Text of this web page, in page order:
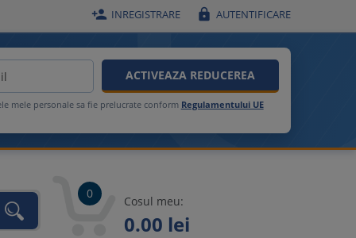
 INREGISTRARE  AUTENTIFICARE
ACTIVEAZA REDUCEREA
mele personale sa fie prelucrate conform Regulamentului UE
0
Cosul meu:
0.00 lei